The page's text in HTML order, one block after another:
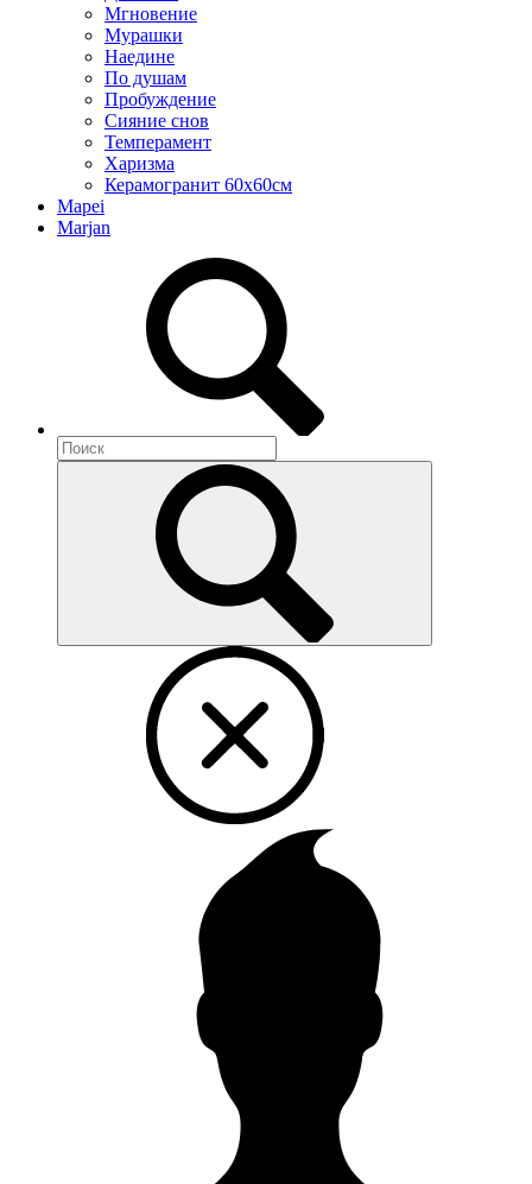
Мгновение
Мурашки
Наедине
По душам
Пробуждение
Сияние снов
Темперамент
Харизма
Керамогранит 60х60см
Mapei
Marjan